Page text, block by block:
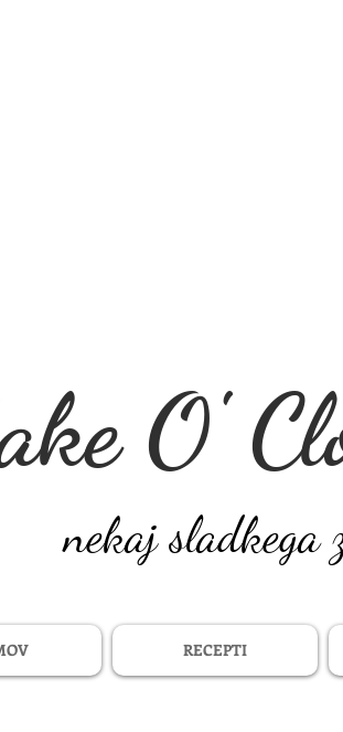
O'
nekaj sladkega
RECEPTI